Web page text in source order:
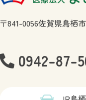
〒841-0056佐賀県鳥栖
0942-87-